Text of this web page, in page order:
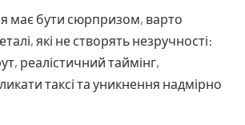
має бути сюрпризом, варто
які не створять незручності:
реалістичний таймінг,
таксі та уникнення надмірно